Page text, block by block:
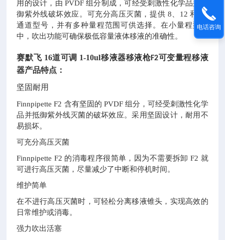
用的设计，由 PVDF 组分制成，可经受刺激性化学品并抵
御紫外线破坏效应。可充分高压灭菌，提供 8、12 和 16
通道型号，并有多种量程范围可供选择。在小量程型号
中，吹出功能可确保极低容量液体移液的准确性。
赛默飞 16道可调 1-10ul移液器移液枪F2可变量程移液
器产品特点 ：
坚固耐用
Finnpipette F2 含有坚固的 PVDF 组分，可经受刺激性化学
品并抵御紫外线灭菌的破坏效应。采用坚固设计，耐用不
易损坏。
可充分高压灭菌
Finnpipette F2 的消毒程序很简单，因为不需要拆卸 F2 就
可进行高压灭菌，尽量减少了中断和停机时间。
维护简单
在不进行高压灭菌时，可轻松分离移液锥头，实现高效的
日常维护或消毒。
强力吹出活塞
电话咨询